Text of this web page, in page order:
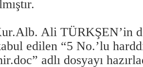
Ali TÜRKŞEN’in
edilen “5 No.’lu
adlı dosyayı